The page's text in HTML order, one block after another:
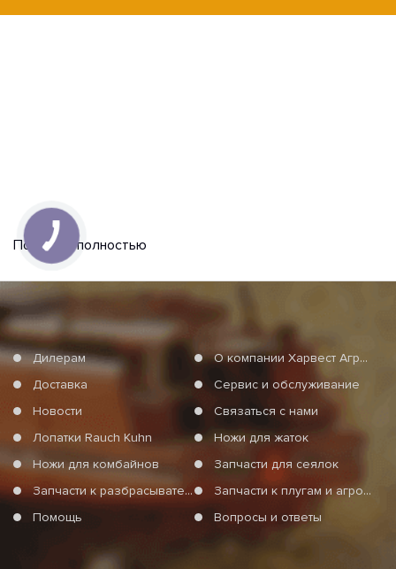
Показать полностью
Дилерам
О компании Харвест Агро Груп
Доставка
Сервис и обслуживание
Новости
Связаться с нами
Лопатки Rauch Kuhn
Ножи для жаток
Ножи для комбайнов
Запчасти для сеялок
Запчасти к разбрасывателям минеральных удобрений
Запчасти к плугам и агротехнике
Помощь
Вопросы и ответы